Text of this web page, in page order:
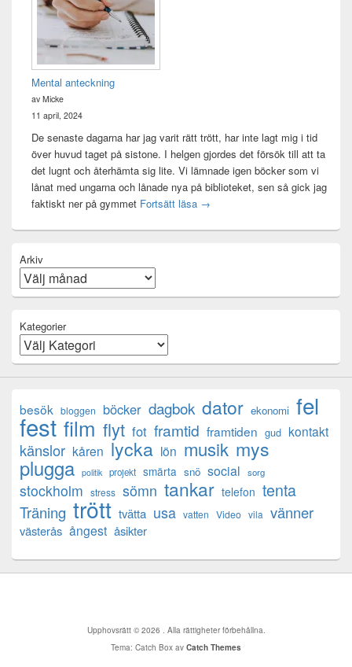
Mental anteckning
av Micke
11 april, 2024
De senaste dagarna har jag varit rätt trött, har inte lagt mig i tid
över huvud taget på sistone. I helgen gjordes det försök till att ta
det lugnt och återhämta sig lite. Vi lämnade igen böcker som vi
lånat med ungarna och lånade nya på biblioteket, sen så gick jag
faktiskt ner på gymmet Fortsätt läsa Mental anteckning
→
Arkiv
Kategorier
besök bloggen böcker dagbok dator ekonomi fel
fest film flyt fot framtid framtiden gud kontakt
känslor kåren lycka lön musik mys
plugga politik projekt smärta snö social sorg
stockholm stress sömn tankar telefon tenta
Träning trött tvätta usa vatten Video vila vänner
västerås ångest åsikter
Upphovsrätt © 2026
. Alla rättigheter förbehållna.
Tema: Catch Box av Catch Themes